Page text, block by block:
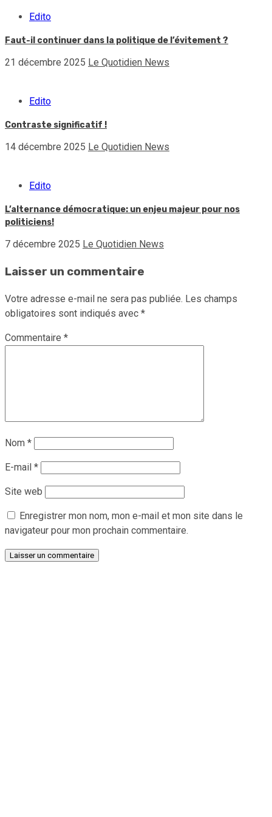
Edito
Faut-il continuer dans la politique de l’évitement ?
21 décembre 2025 Le Quotidien News
Edito
Contraste significatif !
14 décembre 2025 Le Quotidien News
Edito
L’alternance démocratique: un enjeu majeur pour nos
politiciens!
7 décembre 2025 Le Quotidien News
Laisser un commentaire
Votre adresse e-mail ne sera pas publiée. Les champs
obligatoires sont indiqués avec *
Commentaire *
Nom *
E-mail *
Site web
Enregistrer mon nom, mon e-mail et mon site dans le
navigateur pour mon prochain commentaire.